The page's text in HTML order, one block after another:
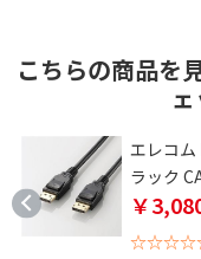
こちらの商品を
エレコ
ラック
￥